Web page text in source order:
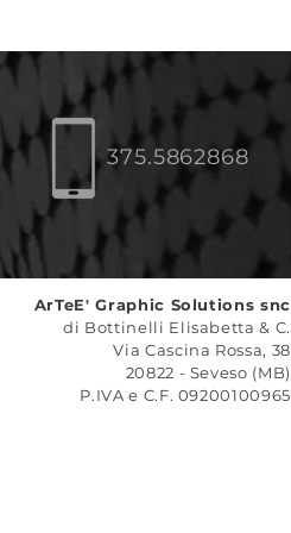
375.5862868
ArTeE' Graphic Solutions snc
di Bottinelli Elisabetta & C.
Via Cascina Rossa, 38
20822 - Seveso (MB)
P.IVA e C.F. 09200100965